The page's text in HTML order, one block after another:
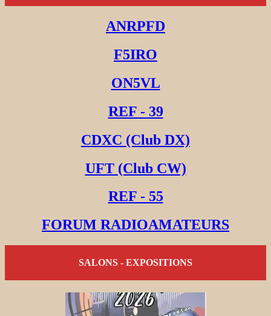
ANRPFD
F5IRO
ON5VL
REF - 39
CDXC (Club DX)
UFT (Club CW)
REF - 55
FORUM RADIOAMATEURS
SALONS - EXPOSITIONS